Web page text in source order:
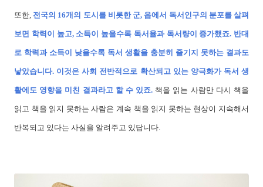
또한, 전국의 16개의 도시를 비롯한 군, 읍에서 독서인구의 분포를 살펴
보면 학력이 높고, 소득이 높을수록 독서율과 독서량이 증가했죠. 반대
로 학력과 소득이 낮을수록 독서 생활을 충분히 즐기지 못하는 결과도
낳았습니다. 이것은 사회 전반적으로 확산되고 있는 양극화가 독서 생
활에도 영향을 미친 결과라고 할 수 있죠. 책을 읽는 사람만 다시 책을
읽고 책을 읽지 못하는 사람은 계속 책을 읽지 못하는 현상이 지속해서
반복되고 있다는 사실을 알려주고 있답니다.